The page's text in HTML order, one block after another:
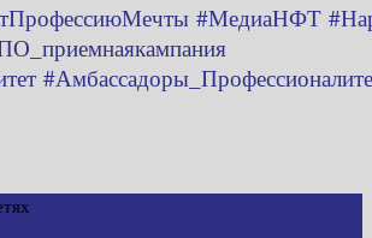
#МедиаНФТ